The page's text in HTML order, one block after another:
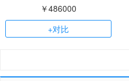
￥486000
+对比